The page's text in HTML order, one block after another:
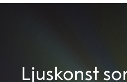
Ljuskonst